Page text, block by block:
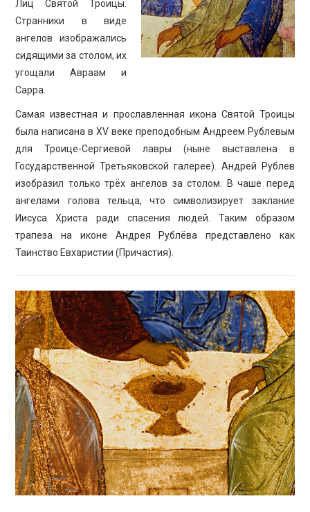
Лиц Святой Троицы.
Странники в виде
ангелов изображались
сидящими за столом, их
угощали Авраам и
Сарра.
Самая известная и прославленная икона Святой Троицы
была написана в XV веке преподобным Андреем Рублевым
для Троице-Сергиевой лавры (ныне выставлена в
Государственной Третьяковской галерее). Андрей Рублев
изобразил только трёх ангелов за столом. В чаше перед
ангелами голова тельца, что символизирует заклание
Иисуса Христа ради спасения людей. Таким образом
трапеза на иконе Андрея Рублёва представлено как
Таинство Евхаристии (Причастия).